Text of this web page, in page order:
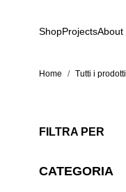
ShopProjectsAbout
Home / Tutti i prodotti
FILTRA PER
CATEGORIA